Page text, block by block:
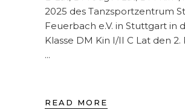
2025 des Tanzsportzentrum
Feuerbach e.V. in Stuttgart in
Klasse DM Kin I/II C Lat den 2.
READ MORE